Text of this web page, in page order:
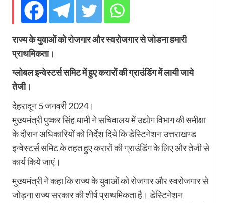
राज्य के युवाओं को रोजगार और स्वरोजगार से जोडना हमारी
प्राथमिकता।
ग्लोबल इन्वेस्टर्स समिट में हुए करारों की ग्राउंडिंग में लायी जाये
तेजी।
देहरादून 5 जनवरी 2024।
मुख्यमंत्री पुष्कर सिंह धामी ने सचिवालय में उद्योग विभाग की समीक्षा
के दौरान अधिकारियों को निर्देश दिये कि डेस्टिनेशन उत्तराखण्ड
इन्वेस्टर्स समिट के तहत हुए करारों की ग्राउंडिंग के लिए और तेजी से
कार्य किये जाएं।
मुख्यमंत्री ने कहा कि राज्य के युवाओं को रोजगार और स्वरोजगार से
जोड़ना राज्य सरकार की शीर्ष प्राथमिकता है। डेस्टिनेशन